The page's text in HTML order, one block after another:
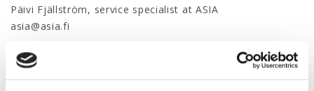
Päivi Fjällström, service specialist at ASIA
asia@asia.fi